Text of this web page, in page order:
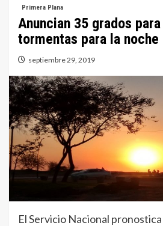
Primera Plana
Anuncian 35 grados
tormentas para la noche
septiembre 29, 2019
El Servicio Nacional pronostica